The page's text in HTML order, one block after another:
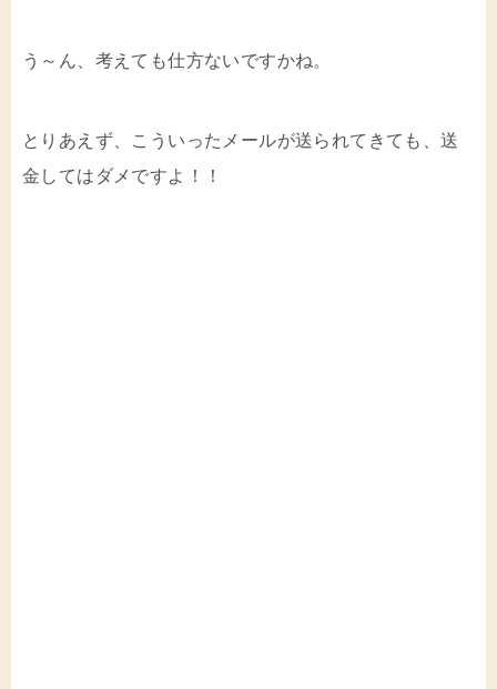
う～ん、考えても仕方ないですかね。
とりあえず、こういったメールが送られてきても、送
金してはダメですよ！！